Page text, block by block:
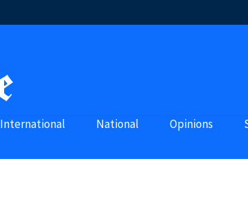
International National Opinions